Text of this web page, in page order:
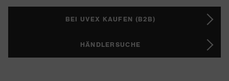
BEI UVEX KAUFEN (B2B)
HÄNDLERSUCHE